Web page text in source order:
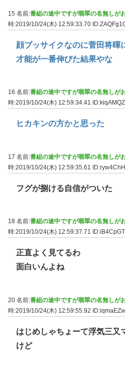
15 名前:番組の途中ですが翡翠の名無しが
時:2019/10/24(木) 12:59:33.70
顔ブッサイクなのに菅田将暉
才能が一番伸びた結果やな
16 名前:番組の途中ですが翡翠の名無しが
時:2019/10/24(木) 12:59:34.41
ヒカキンの方かと思った
17 名前:番組の途中ですが翡翠の名無しが
時:2019/10/24(木) 12:59:35.61
フグが捌ける自信がついた
18 名前:番組の途中ですが翡翠の名無しが
時:2019/10/24(木) 12:59:37.71
正直よく見てるわ
面白いんよね
20 名前:番組の途中ですが翡翠の名無しが
時:2019/10/24(木) 12:59:55.92
はじめしゃちょーて浮気三又
けど